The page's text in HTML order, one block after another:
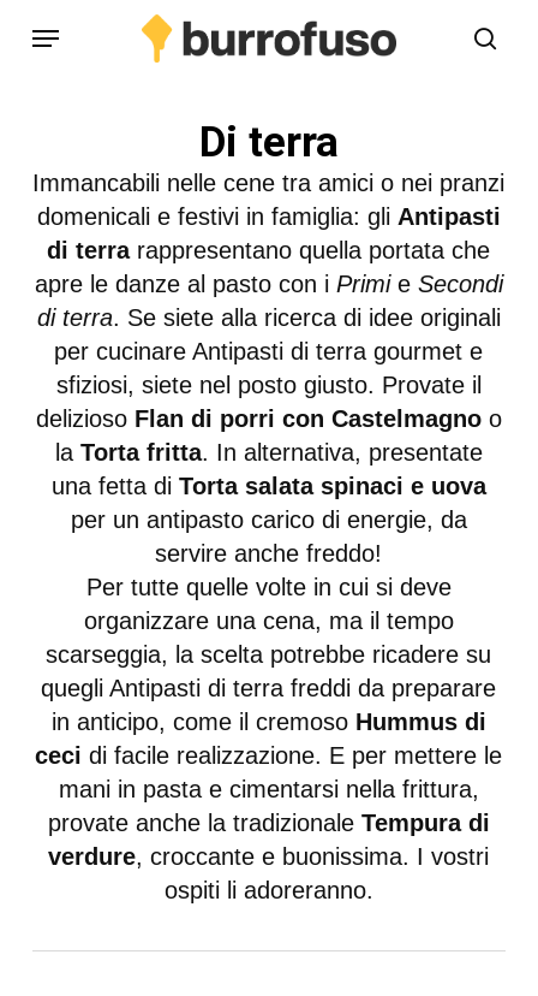
Menu
Di terra
Immancabili nelle cene tra amici o nei pranzi
domenicali e festivi in famiglia: gli Antipasti
di terrarappresentano quella portata che
apre le danze al pasto con i Primie Secondi
di terra. Se siete alla ricerca di idee originali
per cucinare Antipasti di terra gourmet e
sfiziosi, siete nel posto giusto. Provate il
delizioso Flan di porri con Castelmagnoo
la Torta fritta. In alternativa, presentate
una fetta di Torta salata spinaci e uova
per un antipasto carico di energie, da
servire anche freddo!
Per tutte quelle volte in cui si deve
organizzare una cena, ma il tempo
scarseggia, la scelta potrebbe ricadere su
quegli Antipasti di terra freddi da preparare
in anticipo, come il cremoso Hummus di
ceci di facile realizzazione. E per mettere le
mani in pasta e cimentarsi nella frittura,
provate anche la tradizionale Tempura di
verdure, croccante e buonissima. I vostri
ospiti li adoreranno.